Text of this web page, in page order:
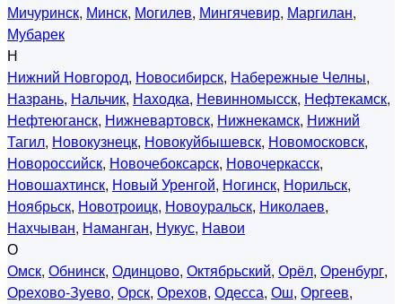
Мичуринск, Минск, Могилев, Мингячевир, Маргилан,
Мубарек
Н
Нижний Новгород, Новосибирск, Набережные Челны,
Назрань, Нальчик, Находка, Невинномысск, Нефтекамск,
Нефтеюганск, Нижневартовск, Нижнекамск, Нижний
Тагил, Новокузнецк, Новокуйбышевск, Новомосковск,
Новороссийск, Новочебоксарск, Новочеркасск,
Новошахтинск, Новый Уренгой, Ногинск, Норильск,
Ноябрьск, Новотроицк, Новоуральск, Николаев,
Нахчыван, Наманган, Нукус, Навои
О
Омск, Обнинск, Одинцово, Октябрьский, Орёл, Оренбург,
Орехово-Зуево, Орск, Орехов, Одесса, Ош, Оргеев,